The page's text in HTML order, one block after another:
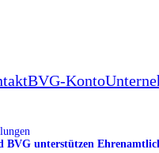
BVG-Konto
BVG unterstützen